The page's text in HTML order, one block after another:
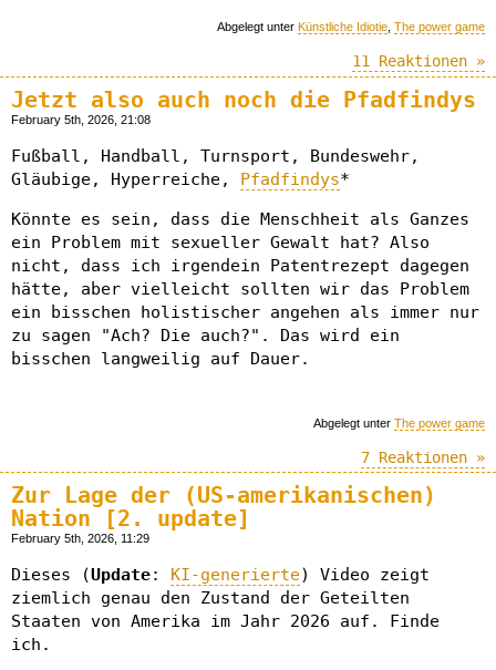
Abgelegt unter Künstliche Idiotie The power game
11 Reaktionen »
Jetzt also auch noch die Pfadfindys
February 5th, 2026, 21:08
Fußball, Handball, Turnsport, Bundeswehr,
Gläubige, Hyperreiche, Pfadfindys*
Könnte es sein, dass die Menschheit als Ganzes
ein Problem mit sexueller Gewalt hat? Also
nicht, dass ich irgendein Patentrezept dagegen
hätte, aber vielleicht sollten wir das Problem
ein bisschen holistischer angehen als immer nur
zu sagen "Ach? Die auch?". Das wird ein
bisschen langweilig auf Dauer.
Abgelegt unter The power game
7 Reaktionen »
Zur Lage der (US-amerikanischen)
Nation [2. update]
February 5th, 2026, 11:29
Dieses (Update: KI-generierte) Video zeigt
ziemlich genau den Zustand der Geteilten
Staaten von Amerika im Jahr 2026 auf. Finde
ich.